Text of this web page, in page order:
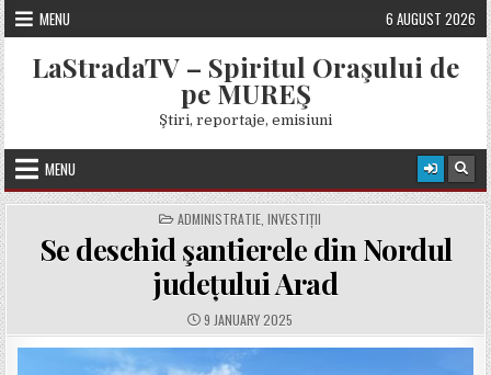
Skip
to
content
MENU 6 AUGUST 2026
LaStradaTV – Spiritul Oraşului de
pe MUREŞ
Ştiri, reportaje, emisiuni
MENU
POSTED
IN
ADMINISTRATIE INVESTIȚII
Se deschid şantierele din Nordul
județului Arad
PUBLISHED
DATE:
9 JANUARY 2025